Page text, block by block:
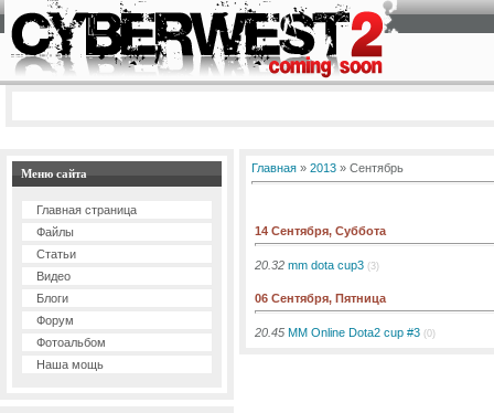
Меню сайта
Главная страница
Файлы
Статьи
Видео
Блоги
Форум
Фотоальбом
Наша мощь
Главная » 2013 » Сентябрь
14 Сентября, Суббота
20.32 mm dota cup3 (3)
06 Сентября, Пятница
20.45 MM Online Dota2 cup #3 (0)